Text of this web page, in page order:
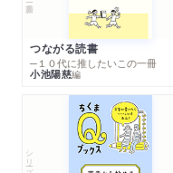
つながる読書
─１０代に推したいこの一冊
小池陽慈編
シリーズ・全集